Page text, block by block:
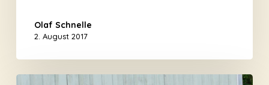
Olaf Schnelle
2. August 2017